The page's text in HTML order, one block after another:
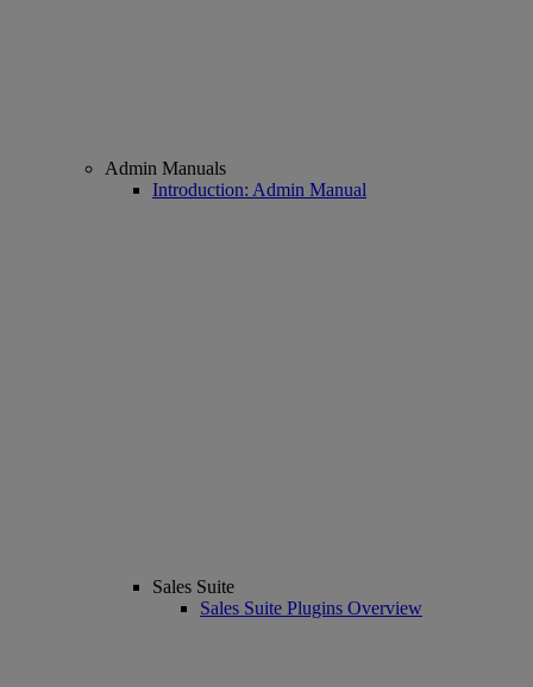
Admin Manuals
Introduction: Admin Manual
Sales Suite
Sales Suite Plugins Overview